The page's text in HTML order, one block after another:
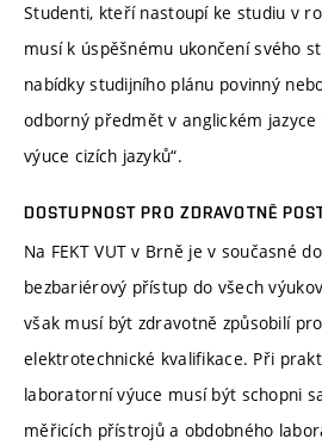
Studenti, kteří nastoupí ke studiu v
musí k úspěšnému ukončení svého
nabídky studijního plánu povinný
odborný předmět v anglickém jazyce
výuce cizích jazyků“.
DOSTUPNOST PRO ZDRAVOTNĚ
Na FEKT VUT v Brně je v současné
bezbariérový přístup do všech
však musí být zdravotně způsobilí
elektrotechnické kvalifikace. Při
laboratorní výuce musí být schopni
měřicích přístrojů a obdobného